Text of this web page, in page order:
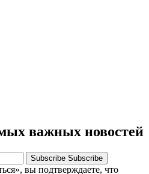
важных новостей
Subscribe Subscribe
вы подтверждаете, что